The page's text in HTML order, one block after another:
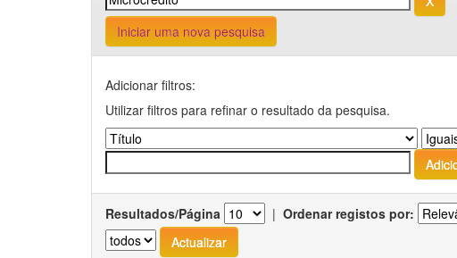
Iniciar uma nova pesquisa
Adicionar filtros:
Utilizar filtros para refinar o resultado da pesquisa.
Resultados/Página | Ordenar registos por: